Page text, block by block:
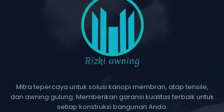
Mitra tepercaya untuk solusi kanopi membran, atap tensile,
dan awning gulung. Memberikan garansi kualitas terbaik untuk
setiap konstruksi bangunan Anda.